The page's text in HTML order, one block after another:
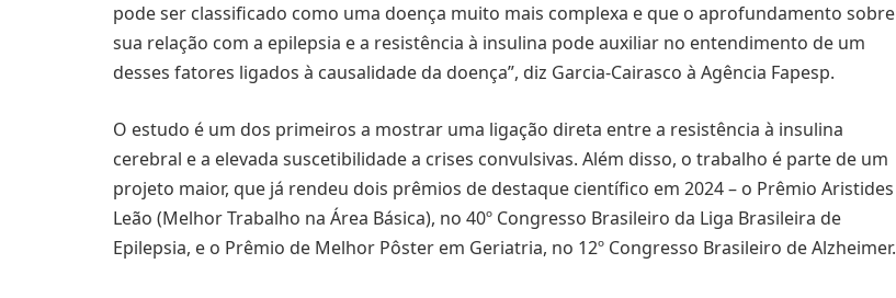
pode ser classificado como uma doença muito mais complexa e que o aprofundamento sobre
sua relação com a epilepsia e a resistência à insulina pode auxiliar no entendimento de um
desses fatores ligados à causalidade da doença”, diz Garcia-Cairasco à Agência Fapesp.
O estudo é um dos primeiros a mostrar uma ligação direta entre a resistência à insulina
cerebral e a elevada suscetibilidade a crises convulsivas. Além disso, o trabalho é parte de um
projeto maior, que já rendeu dois prêmios de destaque científico em 2024 – o Prêmio Aristides
Leão (Melhor Trabalho na Área Básica), no 40º Congresso Brasileiro da Liga Brasileira de
Epilepsia, e o Prêmio de Melhor Pôster em Geriatria, no 12º Congresso Brasileiro de Alzheimer.